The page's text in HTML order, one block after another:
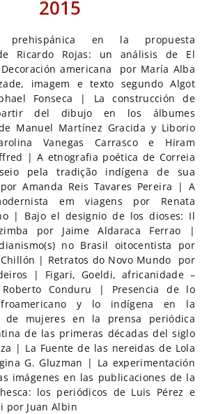
2015
prehispánica en la propuesta
Ricardo Rojas: un análisis de El
americana por María Alba
imagem e texto segundo Algot
Fonseca | La construcción de
del dibujo en los álbumes
Manuel Martínez Gracida y Liborio
Vanegas Carrasco e Hiram
| A etnografia poética de Correia
pela tradição indígena de sua
Amanda Reis Tavares Pereira | A
em viagens por Renata
| Bajo el designio de los dioses: Il
por Jaime Aldaraca Ferrao |
no Brasil oitocentista por
| Retratos do Novo Mundo por
| Figari, Goeldi, africanidade –
Conduru | Presencia de lo
y lo indígena en la
de mujeres en la prensa periódica
de las primeras décadas del siglo
| La Fuente de las nereidas de Lola
G. Gluzman | La experimentación
imágenes en las publicaciones de la
los periódicos de Luis Pérez e
por Juan Albin